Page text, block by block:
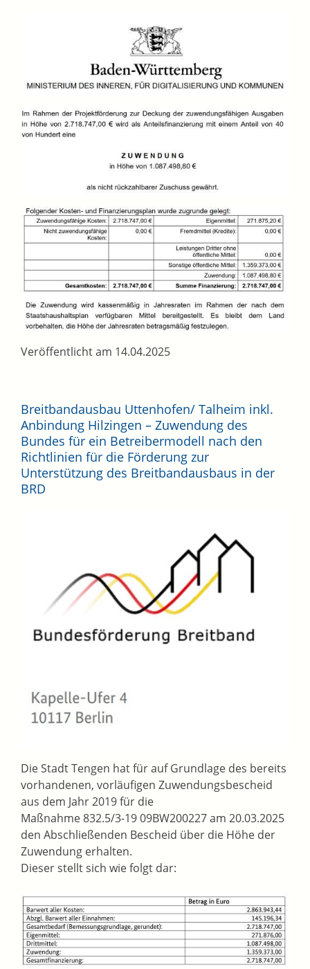
Veröffentlicht am 14.04.2025
Breitbandausbau Uttenhofen/ Talheim inkl.
Anbindung Hilzingen – Zuwendung des
Bundes für ein Betreibermodell nach den
Richtlinien für die Förderung zur
Unterstützung des Breitbandausbaus in der
BRD
Die Stadt Tengen hat für auf Grundlage des bereits
vorhandenen, vorläufigen Zuwendungsbescheid
aus dem Jahr 2019 für die
Maßnahme 832.5/3-19 09BW200227 am 20.03.2025
den Abschließenden Bescheid über die Höhe der
Zuwendung erhalten.
Dieser stellt sich wie folgt dar: